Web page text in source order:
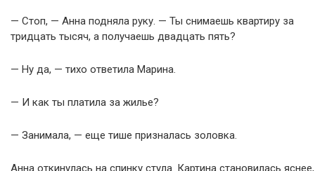
— Стоп, — Анна подняла руку. — Ты снимаешь квартиру за
тридцать тысяч, а получаешь двадцать пять?
— Ну да, — тихо ответила Марина.
— И как ты платила за жилье?
— Занимала, — еще тише призналась золовка.
Анна откинулась на спинку стула. Картина становилась яснее,